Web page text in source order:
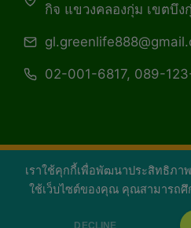
เราใช้คุกกี้เพื่อพัฒนาประสิทธิภา
ใช้เว็บไซต์ของคุณ คุณสามารถศึ
DECLINE
กิจ แขวงคลองกุ่ม เขตบึง
02-001-6817, 089-
Copyright 2026 —
ไลฟ์พลัส หนั